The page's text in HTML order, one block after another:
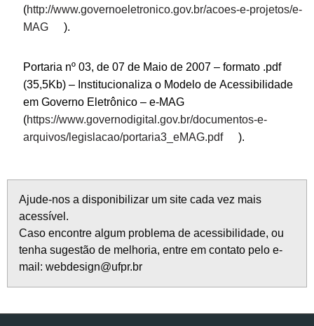
(http://www.governoeletronico.gov.br/acoes-e-projetos/e-
MAG
).
Portaria nº 03, de 07 de Maio de 2007 – formato .pdf
(35,5Kb) – Institucionaliza o Modelo de Acessibilidade
em Governo Eletrônico – e-MAG
(https://www.governodigital.gov.br/documentos-e-
arquivos/legislacao/portaria3_eMAG.pdf
).
Ajude-nos a disponibilizar um site cada vez mais
acessível.
Caso encontre algum problema de acessibilidade, ou
tenha sugestão de melhoria, entre em contato pelo e-
mail: webdesign@ufpr.br